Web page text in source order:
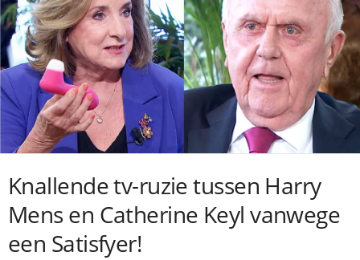
Knallende tv-ruzie tussen Harry
Mens en Catherine Keyl vanwege
een Satisfyer!